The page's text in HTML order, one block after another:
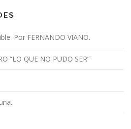
Por FERNANDO VIANO.
“LO QUE NO PUDO SER”